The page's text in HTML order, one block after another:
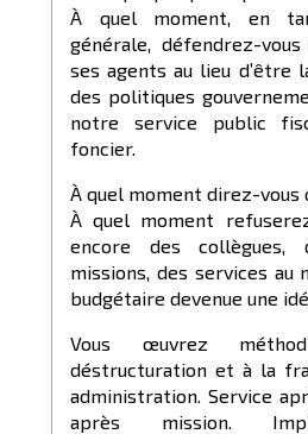
À quel moment, en
générale, défendrez-
ses agents au lieu d’être
des politiques
notre service public
foncier.
À quel moment direz-vous
À quel moment
encore des collègues,
missions, des services au
budgétaire devenue une
Vous œuvrez
déstructuration et à la
administration. Service
après mission.